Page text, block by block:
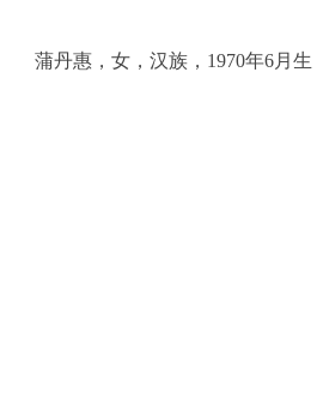
蒲丹惠，女，汉族，1970年6月